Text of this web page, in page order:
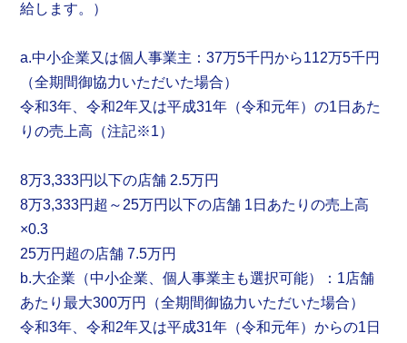
給します。）
a.中小企業又は個人事業主：37万5千円から112万5千円
（全期間御協力いただいた場合）
令和3年、令和2年又は平成31年（令和元年）の1日あた
りの売上高（注記※1）
8万3,333円以下の店舗 2.5万円
8万3,333円超～25万円以下の店舗 1日あたりの売上高
×0.3
25万円超の店舗 7.5万円
b.大企業（中小企業、個人事業主も選択可能）：1店舗
あたり最大300万円（全期間御協力いただいた場合）
令和3年、令和2年又は平成31年（令和元年）からの1日